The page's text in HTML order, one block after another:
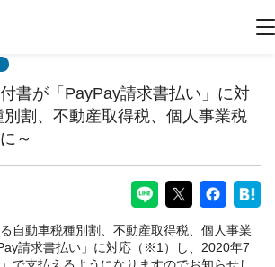
書が「PayPay請求書払い」に対
割、不動産取得税、個人事業税
～
自動車税種別割、不動産取得税、個人事業
請求書払い」に対応（※1）し、2020年7
で支払えるようになりますのでお知らせし